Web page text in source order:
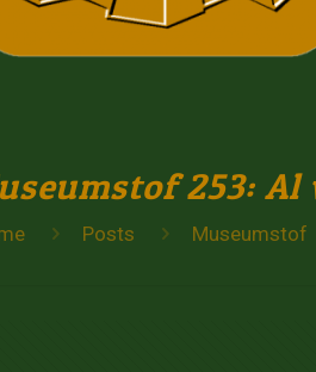
253: Al
Posts Museumstof